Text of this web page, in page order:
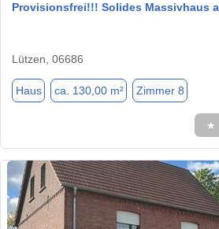
Provisionsfrei!!! Solides Massivhaus
Lützen, 06686
Haus ca. 130,00 m² Zimmer 8
★